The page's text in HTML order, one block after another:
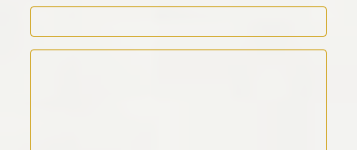
Kommentar Text